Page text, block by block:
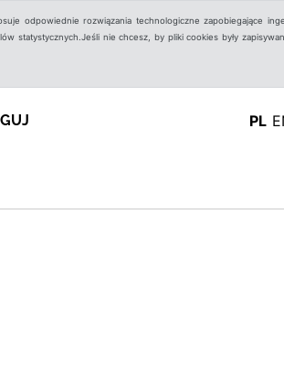
odpowiednie rozwiązania technologiczne zapobiegające
statystycznych.Jeśli nie chcesz, by pliki cookies były
PL